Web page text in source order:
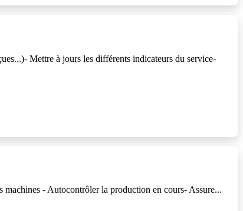
Mettre à jours les différents indicateurs du service-
machines - Autocontrôler la production en cours- Assure...